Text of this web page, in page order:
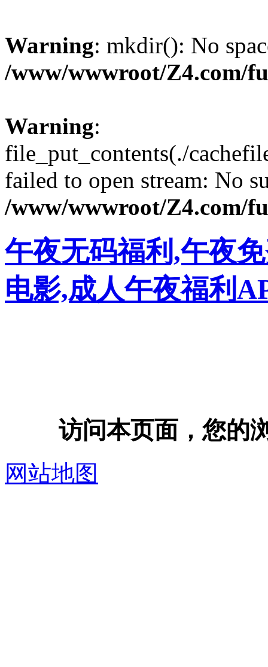
Warning: mkdir(): No
/www/wwwroot/Z4.com/
Warning:
file_put_contents(./
failed to open stream: No
/www/wwwroot/Z4.com/
午夜无码福利,午夜
电影,成人午夜福利
访问本页面，您的
网站地图